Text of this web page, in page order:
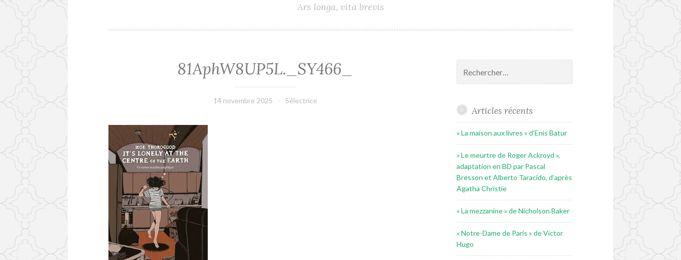
Ars longa, vita brevis
81AphW8UP5L._SY466_
14 novembre 2025 Sélectrice
Articles récents
« La maison aux livres » d’Enis Batur
« Le meurtre de Roger Ackroyd »,
adaptation en BD par Pascal
Bresson et Alberto Taracido, d’après
Agatha Christie
« La mezzanine » de Nicholson Baker
« Notre-Dame de Paris » de Victor
Hugo